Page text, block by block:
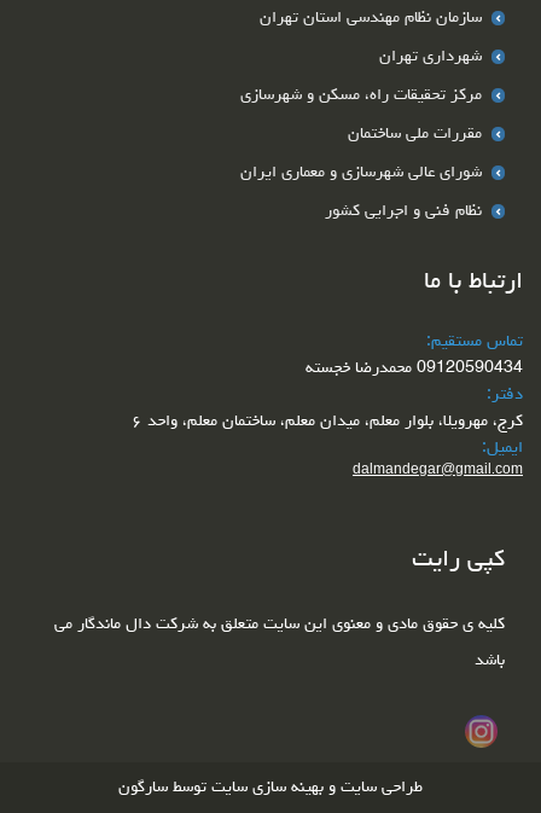
سازمان نظام مهندسی استان تهران
شهرداری تهران
مرکز تحقیقات راه، مسکن و شهرسازی
مقررات ملی ساختمان
شوراي عالي شهرسازي و معماري ايران
نظام فنی و اجرایی کشور
ارتباط با ما
تماس مستقیم:
09120590434 محمدرضا خجسته
دفتر:
کرج، مهرویلا، بلوار معلم، میدان معلم، ساختمان معلم، واحد ۶
ایمیل:
dalmandegar@gmail.com
کپی رایت
کلیه ی حقوق مادی و معنوی این سایت متعلق به شرکت دال ماندگار می
باشد
طراحی سایت و بهینه سازی سایت توسط سارگون